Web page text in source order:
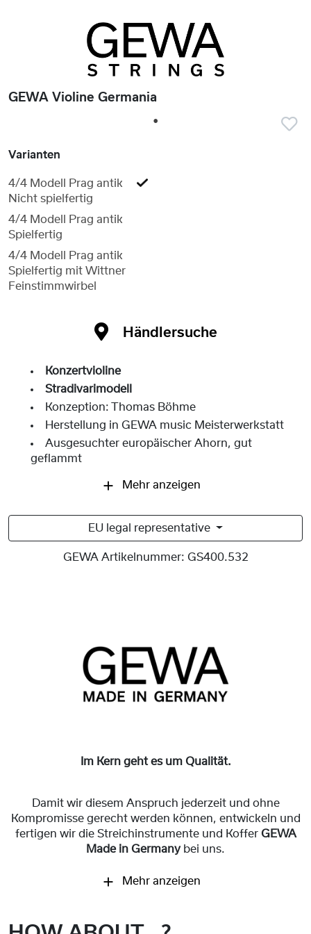
GEWA Violine Germania
1
Varianten
4/4 Modell Prag antik
Nicht spielfertig
4/4 Modell Prag antik
Spielfertig
4/4 Modell Prag antik
Spielfertig mit Wittner
Feinstimmwirbel
Händlersuche
Konzertvioline
Stradivarimodell
Konzeption: Thomas Böhme
Herstellung in GEWA music Meisterwerkstatt
Ausgesuchter europäischer Ahorn, gut
geflammt
Mehr anzeigen
EU legal representative
GEWA Artikelnummer: GS400.532
Im Kern geht es um Qualität.
Damit wir diesem Anspruch jederzeit und ohne
Kompromisse gerecht werden können, entwickeln und
fertigen wir die Streichinstrumente und Koffer GEWA
Made in Germany bei uns.
Mehr anzeigen